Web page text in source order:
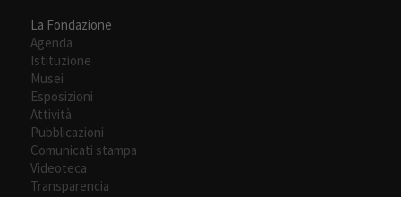
La Fondazione
Agenda
Istituzione
Musei
Esposizioni
Attività
Pubblicazioni
Comunicati stampa
Videoteca
Transparencia